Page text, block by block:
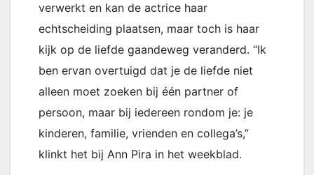
verwerkt en kan de actrice haar
echtscheiding plaatsen, maar toch is haar
kijk op de liefde gaandeweg veranderd. “Ik
ben ervan overtuigd dat je de liefde niet
alleen moet zoeken bij één partner of
persoon, maar bij iedereen rondom je: je
kinderen, familie, vrienden en collega’s,”
klinkt het bij Ann Pira in het weekblad.